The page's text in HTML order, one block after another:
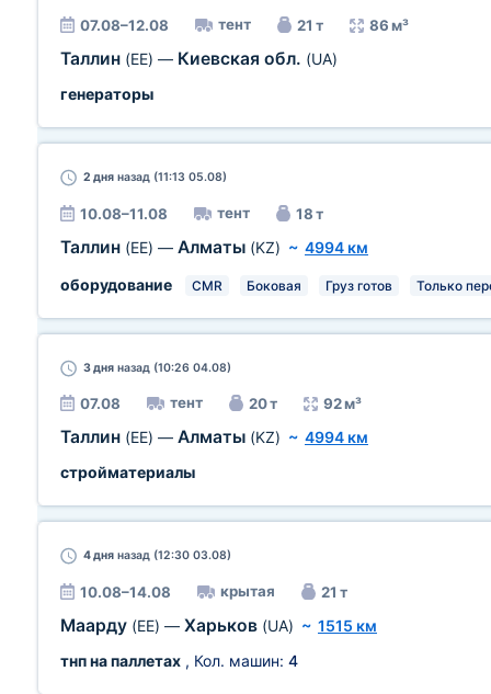
07.08–12.08 тент 21 т 86 м³
Таллин (EE) — Киевская обл. (UA)
генераторы
2 дня назад (11:13 05.08)
10.08–11.08 тент 18 т
Таллин (EE) — Алматы (KZ) ~ 4994 км
оборудование
CMR Боковая Груз готов Только
3 дня назад (10:26 04.08)
07.08 тент 20 т 92 м³
Таллин (EE) — Алматы (KZ) ~ 4994 км
стройматериалы
4 дня назад (12:30 03.08)
10.08–14.08 крытая 21 т
Маарду (EE) — Харьков (UA) ~ 1515 км
тнп на паллетах , Кол. машин: 4